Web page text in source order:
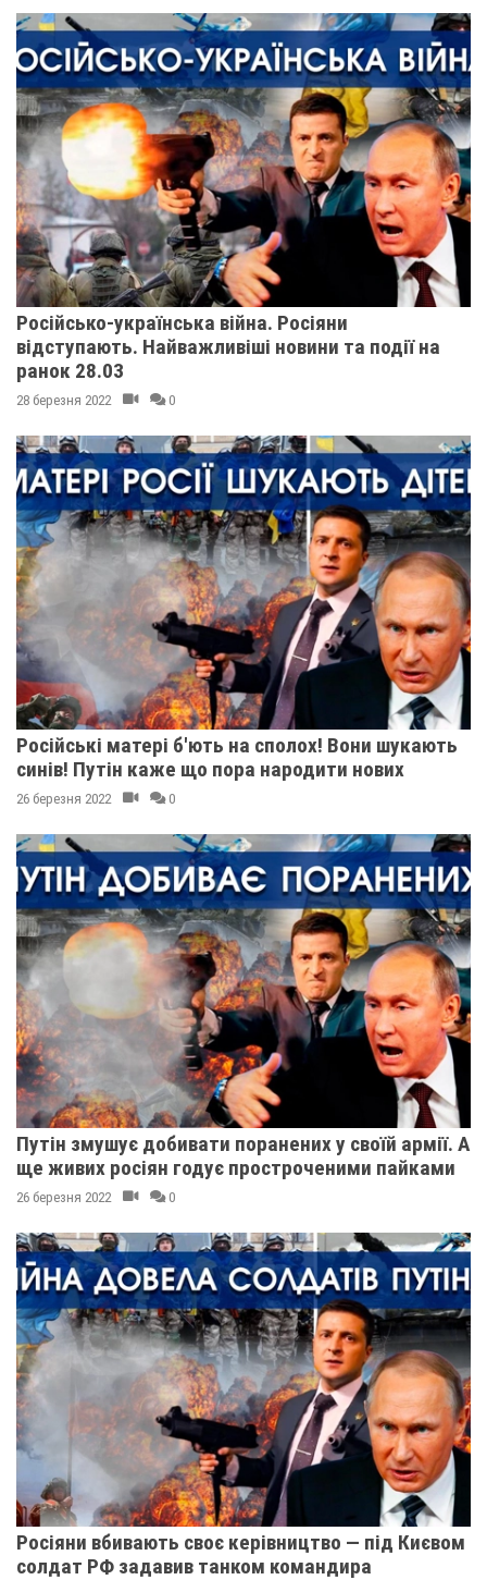
Російсько-українська війна. Росіяни
відступають. Найважливіші новини та події на
ранок 28.03
28 березня 2022 0
Російські матері б'ють на сполох! Вони шукають
синів! Путін каже що пора народити нових
26 березня 2022 0
Путін змушує добивати поранених у своїй армії. А
ще живих росіян годує простроченими пайками
26 березня 2022 0
Росіяни вбивають своє керівництво — під Києвом
солдат РФ задавив танком командира